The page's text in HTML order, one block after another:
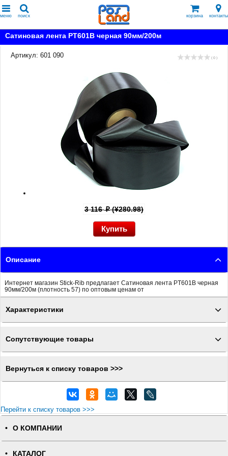
меню поиск корзина контакты
Сатиновая лента PT601B черная 90мм/200м
Артикул: 601 090 ( 0 )
3 116p(¥280.98)
Описание
Интернет магазин Stick-Rib предлагает Сатиновая лента PT601B черная
90мм/200м (плотность 57) по оптовым ценам от
Характеристики
Сопутствующие товары
Вернуться к списку товаров >>>
Перейти к списку товаров >>>
О КОМПАНИИ
КАТАЛОГ